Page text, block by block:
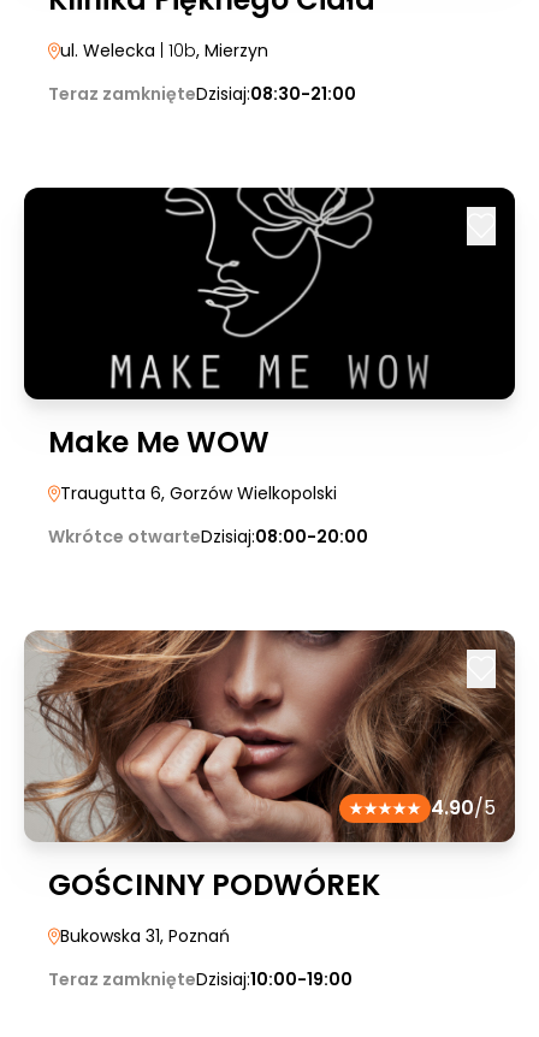
ul. Welecka | 10b, Mierzyn
Teraz zamknięteDzisiaj:08:30-21:00
Make Me WOW
Traugutta 6, Gorzów Wielkopolski
Wkrótce otwarteDzisiaj:08:00-20:00
4.90/5
GOŚCINNY PODWÓREK
Bukowska 31, Poznań
Teraz zamknięteDzisiaj:10:00-19:00